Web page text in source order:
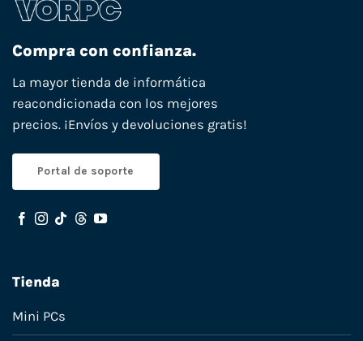
Compra con confianza.
La mayor tienda de informática
reacondicionada con los mejores
precios. ¡Envíos y devoluciones gratis!
Portal de soporte
Tienda
Mini PCs